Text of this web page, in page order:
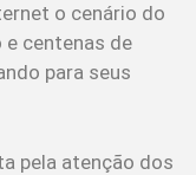
o cenário do
centenas de
para seus
pela atenção dos